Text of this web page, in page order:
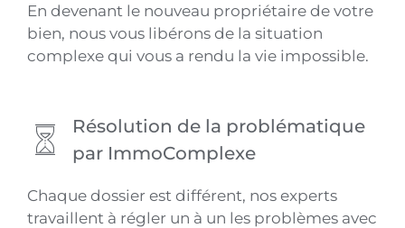
En devenant le nouveau propriétaire de votre
bien, nous vous libérons de la situation
complexe qui vous a rendu la vie impossible.
Résolution de la problématique
par ImmoComplexe
Chaque dossier est différent, nos experts
travaillent à régler un à un les problèmes avec